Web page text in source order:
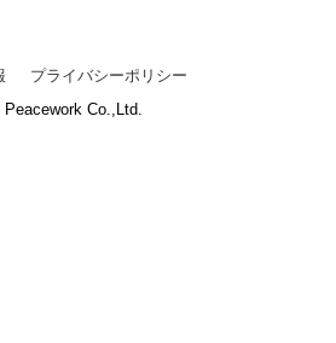
プライバシーポリシー
Co.,Ltd.